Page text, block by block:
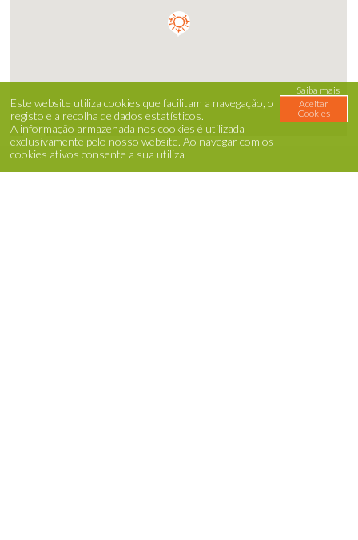
Este website utiliza cookies que facilitam a navegação, o
registo e a recolha de dados estatísticos.
A informação armazenada nos cookies é utilizada
exclusivamente pelo nosso website.Ao navegar com os
cookies ativos consente a sua utiliza
Saiba mais
Aceitar
Cookies
Contacte-nos